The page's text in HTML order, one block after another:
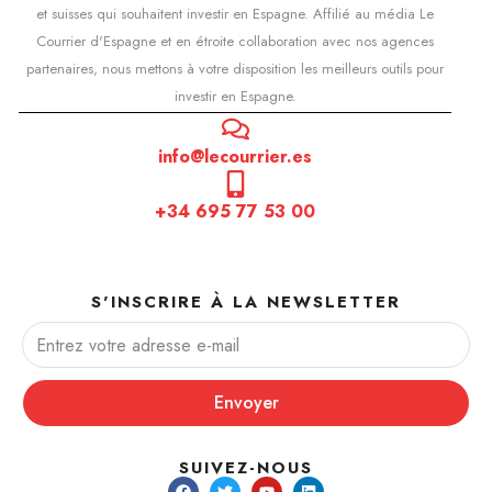
et suisses qui souhaitent investir en Espagne. Affilié au média Le
Courrier d'Espagne et en étroite collaboration avec nos agences
partenaires, nous mettons à votre disposition les meilleurs outils pour
investir en Espagne.
info@lecourrier.es
+34 695 77 53 00
S'INSCRIRE À LA NEWSLETTER
Envoyer
SUIVEZ-NOUS